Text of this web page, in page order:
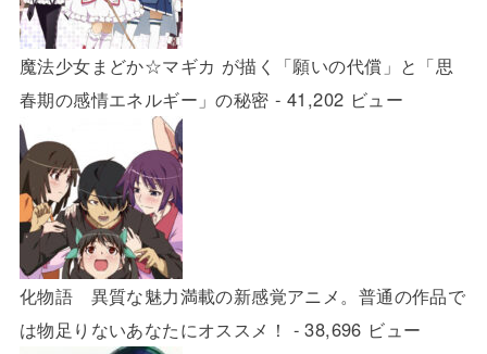
魔法少女まどか☆マギカ が描く「願いの代償」と「思
春期の感情エネルギー」の秘密 - 41,202 ビュー
化物語 異質な魅力満載の新感覚アニメ。普通の作品で
は物足りないあなたにオススメ！ - 38,696 ビュー